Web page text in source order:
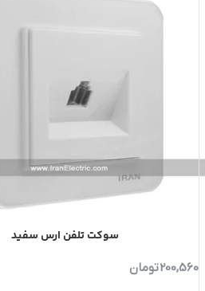
سوکت تلفن ارس سفید
200,560تومان